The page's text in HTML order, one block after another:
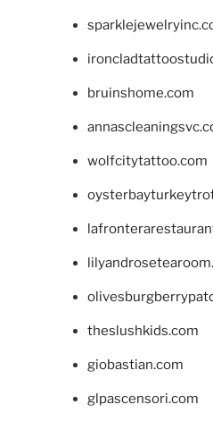
bruinshome.com
wolfcitytattoo.com
theslushkids.com
giobastian.com
glpascensori.com